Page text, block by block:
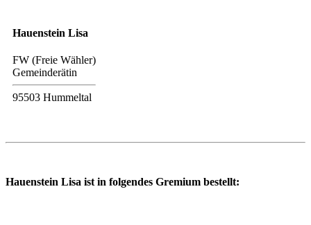
Hauenstein Lisa
FW (Freie Wähler)
Gemeinderätin
95503 Hummeltal
Hauenstein Lisa ist in folgendes Gremium bestellt: